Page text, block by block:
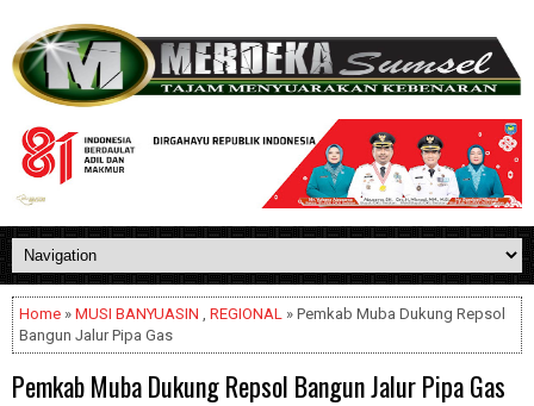
Home » MUSI BANYUASIN , REGIONAL » Pemkab Muba Dukung Repsol
Bangun Jalur Pipa Gas
Pemkab Muba Dukung Repsol Bangun Jalur Pipa Gas